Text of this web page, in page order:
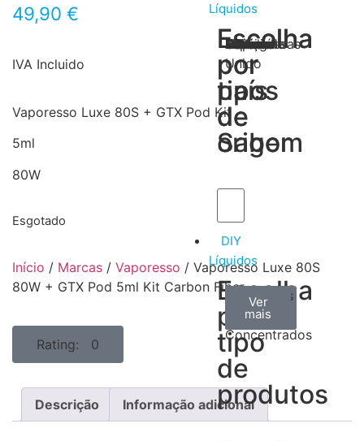
Líquidos
Escolha
por
tipos
de
Sabor
Tabaco
Frutas
Bebidas
Frescos
Sobremesas
Escolha
por
país
de
origem
Portugal
Alemanha
USA
Reino
Unido
Canadá
França
Malásia
Filipinas
Espanha
Polónia
Grécia
DIY
Líquidos
Escolha
por
tipo
de
produtos
Aromas
Concentrados
Ver
todos
Bases
Ver
mais
Accesorios
Ver
mais
49,90 €
IVA Incluido
Vaporesso Luxe 80S + GTX Pod Kit
5ml
80W
Esgotado
Início / Marcas / Vaporesso / Vaporesso Luxe 80S
80W + GTX Pod 5ml Kit Carbon Fiber
Rating: 0
Descrição Informação adicional